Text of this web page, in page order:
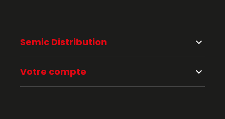
Semic Distribution keyboard_arrow_down
Votre compte keyboard_arrow_down